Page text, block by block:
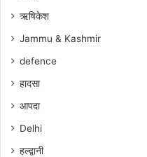
ऋषिकेश
Jammu & Kashmir
defence
हादसा
आपदा
Delhi
हल्द्वानी